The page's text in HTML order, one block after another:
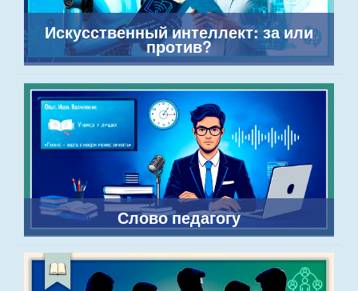
Искусственный интеллект: за или
против?
Слово педагогу